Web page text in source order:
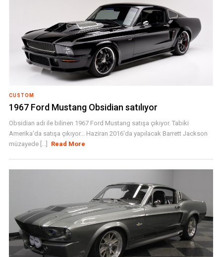
CUSTOM
1967 Ford Mustang Obsidian satılıyor
Obsidian adı ile bilinen 1967 Ford Mustang satışa çıkıyor. Tabiki
Amerika'da satışa çıkıyor... Haziran 2016'da yapılacak Barrett Jackson
müzayede [...]
Read More